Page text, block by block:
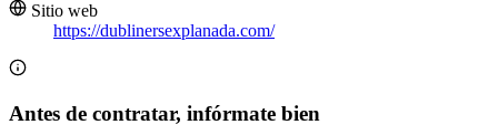
Sitio web
https://dublinersexplanada.com/
Antes de contratar, infórmate bien